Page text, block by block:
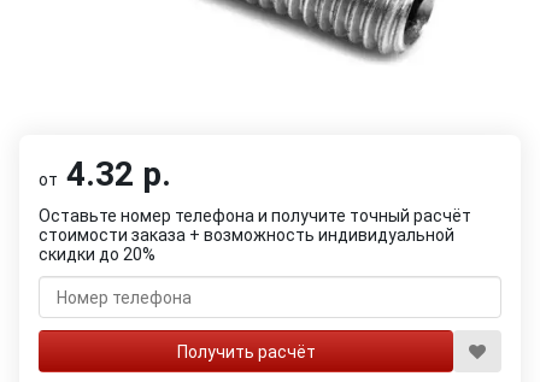
от 4.32 р.
Оставьте номер телефона и получите точный расчёт
стоимости заказа + возможность индивидуальной
скидки до 20%